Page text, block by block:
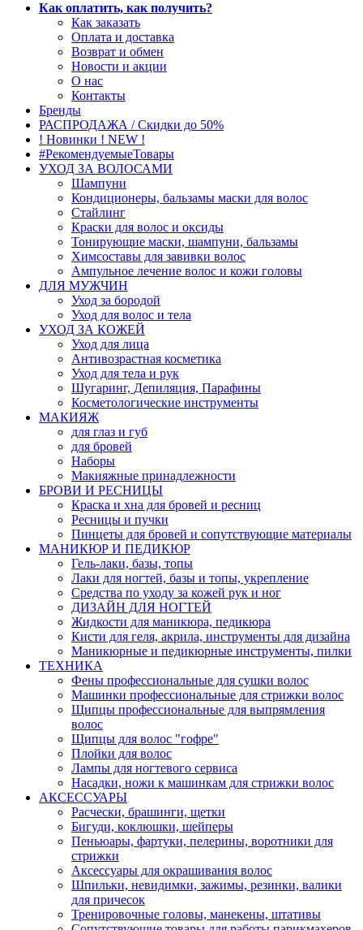
Как оплатить, как получить?
Как заказать
Оплата и доставка
Возврат и обмен
Новости и акции
О нас
Контакты
Бренды
РАСПРОДАЖА / Скидки до 50%
! Новинки ! NEW !
#РекомендуемыеТовары
УХОД ЗА ВОЛОСАМИ
Шампуни
Кондиционеры, бальзамы маски для волос
Стайлинг
Краски для волос и оксиды
Тонирующие маски, шампуни, бальзамы
Химсоставы для завивки волос
Ампульное лечение волос и кожи головы
ДЛЯ МУЖЧИН
Уход за бородой
Уход для волос и тела
УХОД ЗА КОЖЕЙ
Уход для лица
Антивозрастная косметика
Уход для тела и рук
Шугаринг, Депиляция, Парафины
Косметологические инструменты
МАКИЯЖ
для глаз и губ
для бровей
Наборы
Макияжные принадлежности
БРОВИ И РЕСНИЦЫ
Краска и хна для бровей и ресниц
Ресницы и пучки
Пинцеты для бровей и сопутствующие материалы
МАНИКЮР И ПЕДИКЮР
Гель-лаки, базы, топы
Лаки для ногтей, базы и топы, укрепление
Средства по уходу за кожей рук и ног
ДИЗАЙН ДЛЯ НОГТЕЙ
Жидкости для маникюра, педикюра
Кисти для геля, акрила, инструменты для дизайна
Маникюрные и педикюрные инструменты, пилки
ТЕХНИКА
Фены профессиональные для сушки волос
Машинки профессиональные для стрижки волос
Щипцы профессиональные для выпрямления
волос
Щипцы для волос "гофре"
Плойки для волос
Лампы для ногтевого сервиса
Насадки, ножи к машинкам для стрижки волос
АКСЕССУАРЫ
Расчески, брашинги, щетки
Бигуди, коклюшки, шейперы
Пеньюары, фартуки, пелерины, воротники для
стрижки
Аксессуары для окрашивания волос
Шпильки, невидимки, зажимы, резинки, валики
для причесок
Тренировочные головы, манекены, штативы